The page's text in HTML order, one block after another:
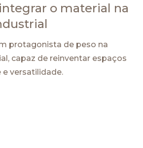
o material na
protagonista de peso na
capaz de reinventar espaços
versatilidade.